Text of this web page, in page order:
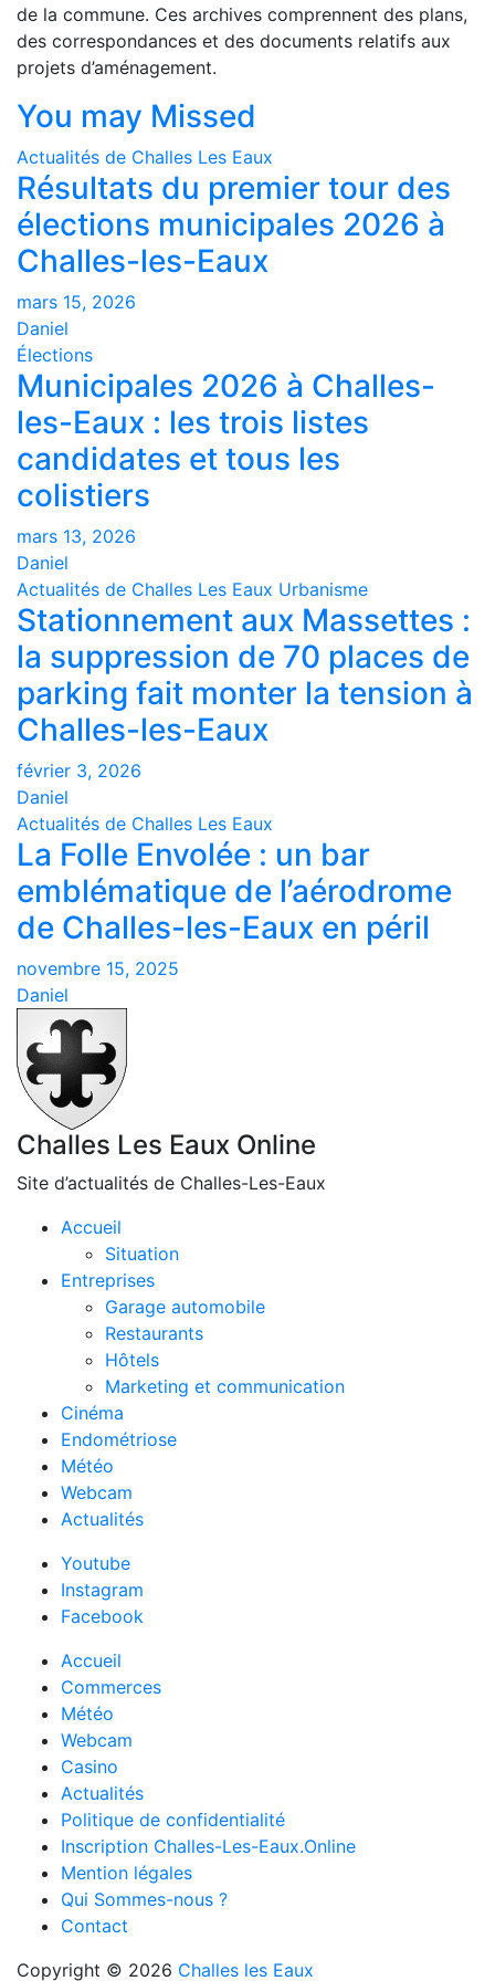
de la commune. Ces archives comprennent des plans,
des correspondances et des documents relatifs aux
projets d’aménagement.
You may Missed
Actualités de Challes Les Eaux
Résultats du premier tour des
élections municipales 2026 à
Challes-les-Eaux
mars 15, 2026
Daniel
Élections
Municipales 2026 à Challes-
les-Eaux : les trois listes
candidates et tous les
colistiers
mars 13, 2026
Daniel
Actualités de Challes Les Eaux Urbanisme
Stationnement aux Massettes :
la suppression de 70 places de
parking fait monter la tension à
Challes-les-Eaux
février 3, 2026
Daniel
Actualités de Challes Les Eaux
La Folle Envolée : un bar
emblématique de l’aérodrome
de Challes-les-Eaux en péril
novembre 15, 2025
Daniel
Challes Les Eaux Online
Site d’actualités de Challes-Les-Eaux
Accueil
Situation
Entreprises
Garage automobile
Restaurants
Hôtels
Marketing et communication
Cinéma
Endométriose
Météo
Webcam
Actualités
Youtube
Instagram
Facebook
Accueil
Commerces
Météo
Webcam
Casino
Actualités
Politique de confidentialité
Inscription Challes-Les-Eaux.Online
Mention légales
Qui Sommes-nous ?
Contact
Copyright © 2026 Challes les Eaux